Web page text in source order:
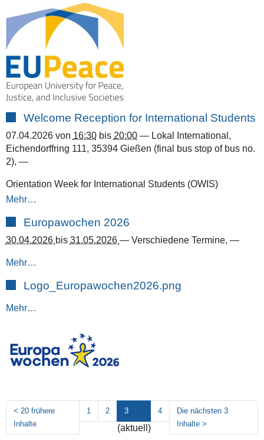
Welcome Reception for International Students
07.04.2026von 16:30bis 20:00 — Lokal International,
Eichendorffring 111, 35394 Gießen (final bus stop of bus no.
2), —
Orientation Week for International Students (OWIS)
Mehr…
Europawochen 2026
30.04.2026 bis 31.05.2026 — Verschiedene Termine, —
Mehr…
Logo_Europawochen2026.png
Mehr…
< 20 frühere
Inhalte
1 2 3
(aktuell)
4
Die nächsten 3
Inhalte >